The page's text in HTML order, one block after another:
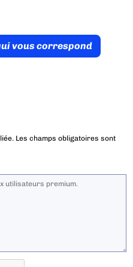
vous correspond
Les champs obligatoires sont